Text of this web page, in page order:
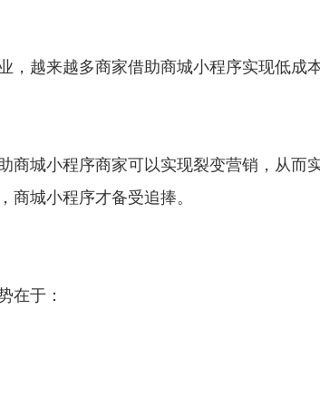
，越来越多商家借助商城小程序实现低成
商城小程序商家可以实现裂变营销，从
商城小程序才备受追捧。
在于：